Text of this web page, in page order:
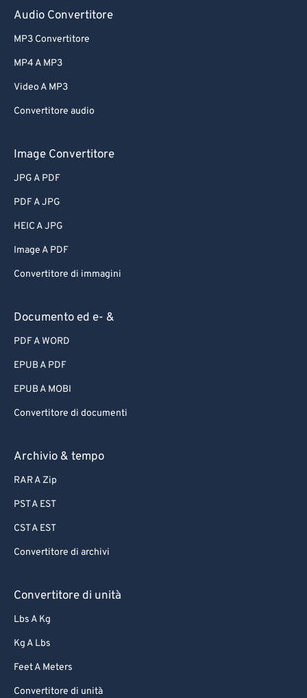
Audio Convertitore
MP3 Convertitore
MP4 A MP3
Video A MP3
Convertitore audio
Image Convertitore
JPG A PDF
PDF A JPG
HEIC A JPG
Image A PDF
Convertitore di immagini
Documento ed e- &
PDF A WORD
EPUB A PDF
EPUB A MOBI
Convertitore di documenti
Archivio & tempo
RAR A Zip
PST A EST
CST A EST
Convertitore di archivi
Convertitore di unità
Lbs A Kg
Kg A Lbs
Feet A Meters
Convertitore di unità